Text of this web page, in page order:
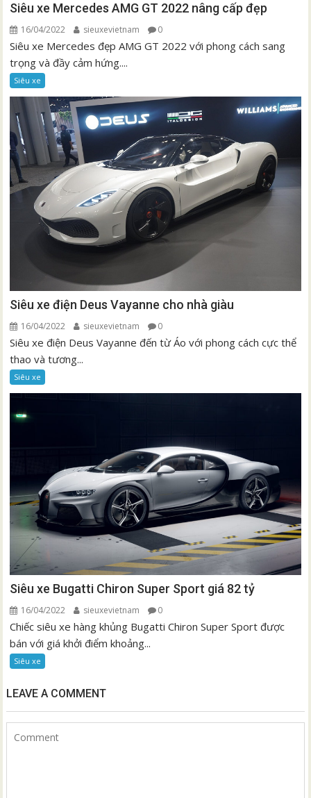
Siêu xe Mercedes AMG GT 2022 nâng cấp đẹp
16/04/2022 sieuxevietnam 0
Siêu xe Mercedes đẹp AMG GT 2022 với phong cách sang
trọng và đầy cảm hứng....
Siêu xe
Siêu xe điện Deus Vayanne cho nhà giàu
16/04/2022 sieuxevietnam 0
Siêu xe điện Deus Vayanne đến từ Áo với phong cách cực thể
thao và tương...
Siêu xe
Siêu xe Bugatti Chiron Super Sport giá 82 tỷ
16/04/2022 sieuxevietnam 0
Chiếc siêu xe hàng khủng Bugatti Chiron Super Sport được
bán với giá khởi điểm khoảng...
Siêu xe
LEAVE A COMMENT